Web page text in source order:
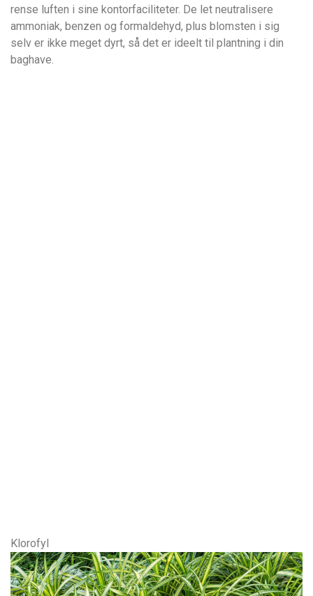
rense luften i sine kontorfaciliteter. De let neutralisere
ammoniak, benzen og formaldehyd, plus blomsten i sig
selv er ikke meget dyrt, så det er ideelt til plantning i din
baghave.
Klorofyl